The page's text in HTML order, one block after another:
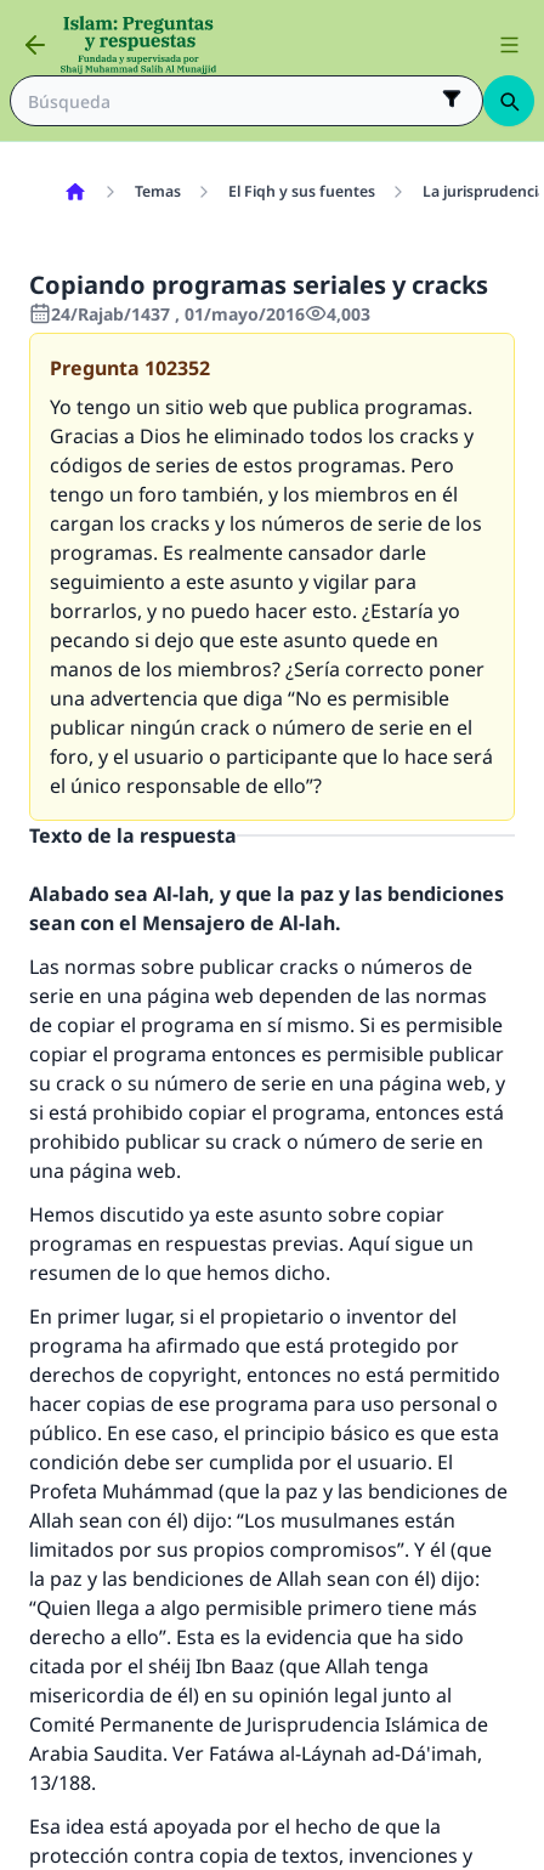
Temas El Fiqh y sus fuentes La
Copiando programas seriales y cracks
24/Rajab/1437 , 01/mayo/2016 4,003
Pregunta 102352
Yo tengo un sitio web que publica programas.
Gracias a Dios he eliminado todos los cracks y
códigos de series de estos programas. Pero
tengo un foro también, y los miembros en él
cargan los cracks y los números de serie de los
programas. Es realmente cansador darle
seguimiento a este asunto y vigilar para
borrarlos, y no puedo hacer esto. ¿Estaría yo
pecando si dejo que este asunto quede en
manos de los miembros? ¿Sería correcto poner
una advertencia que diga “No es permisible
publicar ningún crack o número de serie en el
foro, y el usuario o participante que lo hace será
el único responsable de ello”?
Texto de la respuesta
Alabado sea Al-lah, y que la paz y las bendiciones
sean con el Mensajero de Al-lah.
Las normas sobre publicar cracks o números de
serie en una página web dependen de las normas
de copiar el programa en sí mismo. Si es permisible
copiar el programa entonces es permisible publicar
su crack o su número de serie en una página web, y
si está prohibido copiar el programa, entonces está
prohibido publicar su crack o número de serie en
una página web.
Hemos discutido ya este asunto sobre copiar
programas en respuestas previas. Aquí sigue un
resumen de lo que hemos dicho.
En primer lugar, si el propietario o inventor del
programa ha afirmado que está protegido por
derechos de copyright, entonces no está permitido
hacer copias de ese programa para uso personal o
público. En ese caso, el principio básico es que esta
condición debe ser cumplida por el usuario. El
Profeta Muhámmad (que la paz y las bendiciones de
Allah sean con él) dijo: “Los musulmanes están
limitados por sus propios compromisos”. Y él (que
la paz y las bendiciones de Allah sean con él) dijo:
“Quien llega a algo permisible primero tiene más
derecho a ello”. Esta es la evidencia que ha sido
citada por el shéij Ibn Baaz (que Allah tenga
misericordia de él) en su opinión legal junto al
Comité Permanente de Jurisprudencia Islámica de
Arabia Saudita. Ver Fatáwa al-Láynah ad-Dá'imah,
13/188.
Esa idea está apoyada por el hecho de que la
protección contra copia de textos, invenciones y